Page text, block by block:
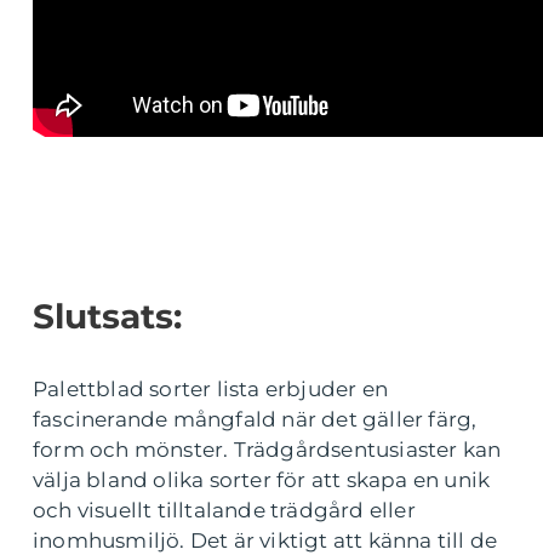
Slutsats:
Palettblad sorter lista erbjuder en
fascinerande mångfald när det gäller färg,
form och mönster. Trädgårdsentusiaster kan
välja bland olika sorter för att skapa en unik
och visuellt tilltalande trädgård eller
inomhusmiljö. Det är viktigt att känna till de